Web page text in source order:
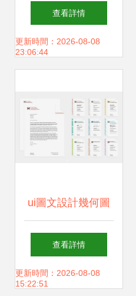
式解決您的彩色快
印、標書制作與設
查看詳情
更新時間：2026-08-08
23:06:44
ui圖文設計幾何圖
案 50種方法幫你在
設計中用好幾何圖
查看詳情
更新時間：2026-08-08
15:22:51